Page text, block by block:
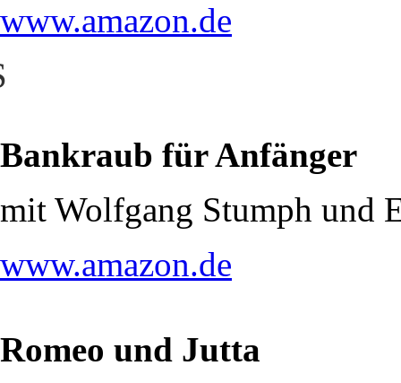
www.amazon.de
Bankraub für Anfänger
mit Wolfgang Stumph und
www.amazon.de
Romeo und Jutta